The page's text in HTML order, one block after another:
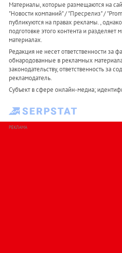
Материалы, которые размещаются на
"Новости компаний" / "Пресрелиз" /
публикуются на правах рекламы. ,
подготовке этого контента и разделяет
материалах.
Редакция не несет ответственности за
обнародованные в рекламных
законодательству, ответственность за
рекламодатель.
Субъект в сфере онлайн-медиа;
РЕКЛАМА